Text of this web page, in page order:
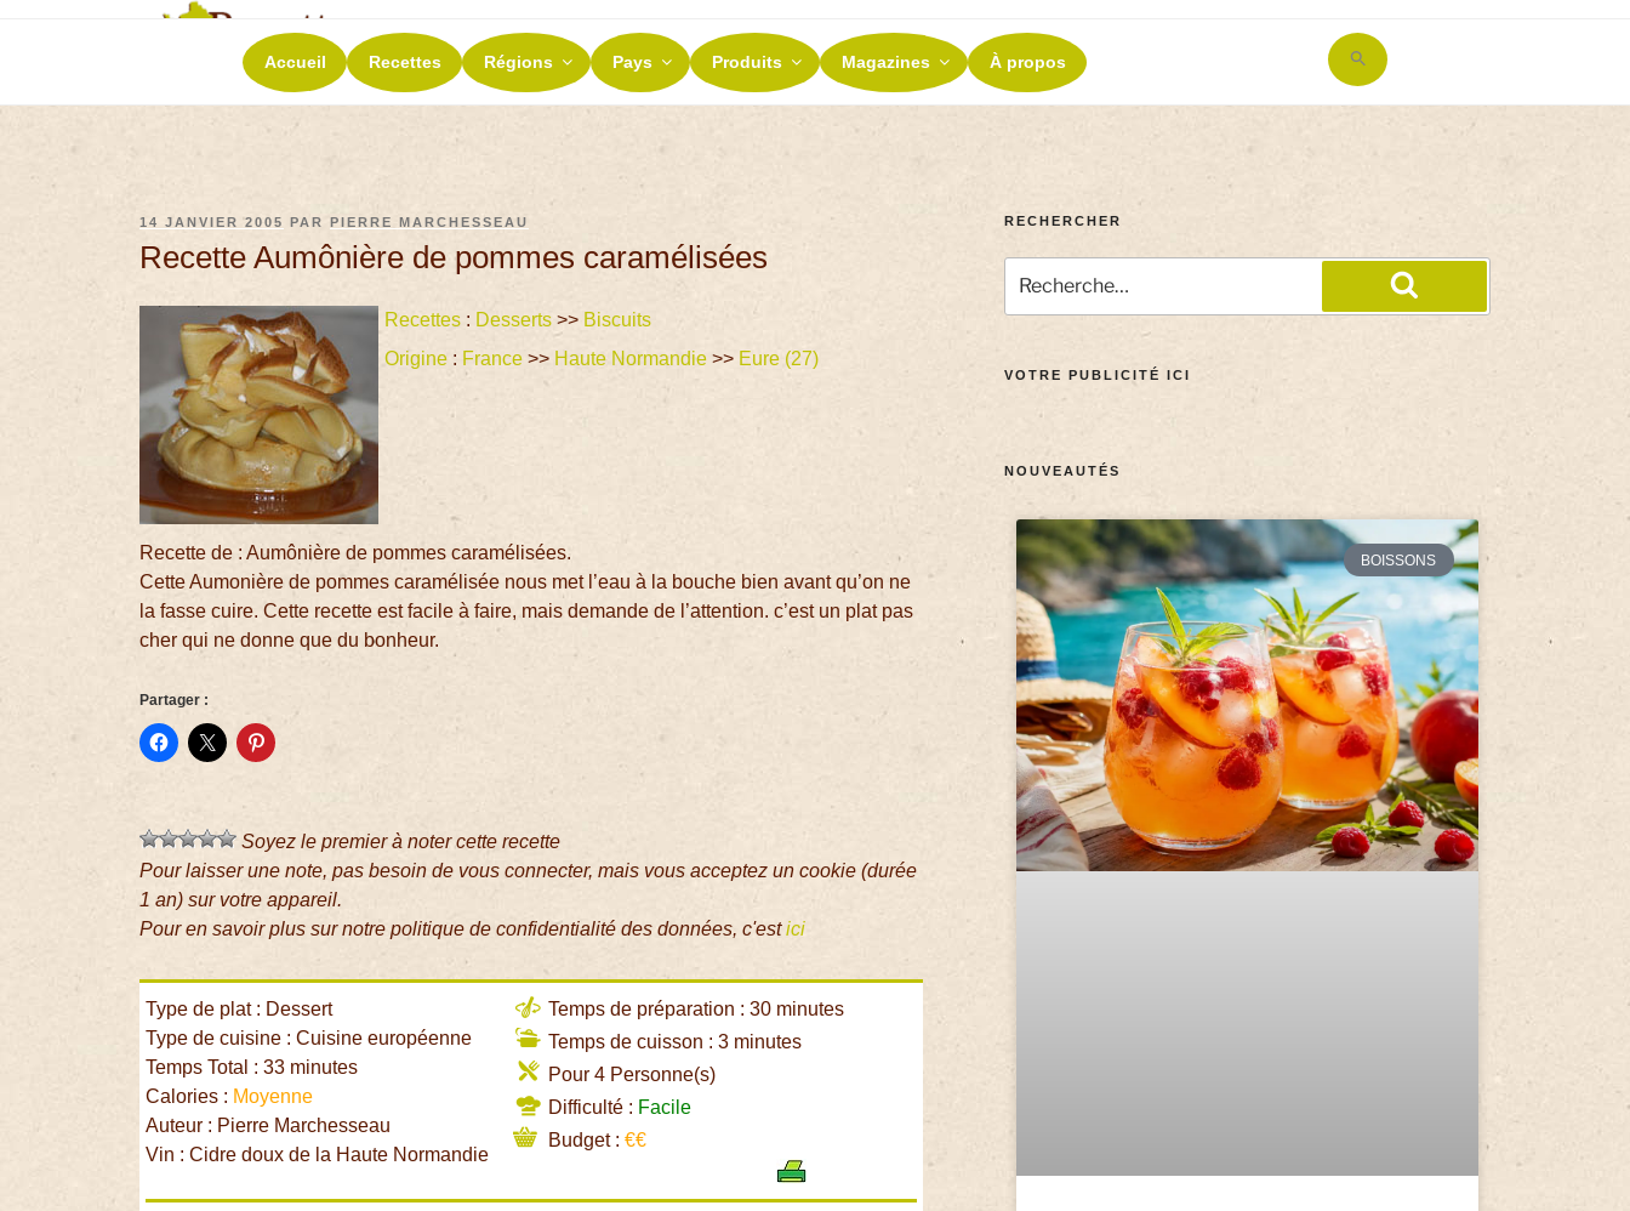
RECETTES ET TERROIRS
La richesse de nos terroirs
Accueil Recettes Régions Pays Produits Magazines À propos
Search
for:
14 JANVIER 2005 PARPIERRE MARCHESSEAU
Recette Aumônière de pommes caramélisées
Recettes : Desserts >> Biscuits
Origine : France >> Haute Normandie >> Eure (27)
Recette de : Aumônière de pommes caramélisées.
Cette Aumonière de pommes caramélisée nous met l’eau à la bouche bien avant qu’on ne
la fasse cuire. Cette recette est facile à faire, mais demande de l’attention. c’est un plat pas
cher qui ne donne que du bonheur.
Partager :
Soyez le premier à noter cette recette
Pour laisser une note, pas besoin de vous connecter, mais vous acceptez un cookie (durée
1 an) sur votre appareil.
Pour en savoir plus sur notre politique de confidentialité des données, c'estici
Type de plat : Dessert
Type de cuisine : Cuisine européenne
Temps Total : 33 minutes
Calories : Moyenne
Auteur : Pierre Marchesseau
Vin : Cidre doux de la Haute Normandie
Temps de préparation : 30 minutes
Temps de cuisson : 3 minutes
Pour 4 Personne(s)
Difficulté : Facile
Budget :€€
RECHERCHER
VOTRE PUBLICITÉ ICI
NOUVEAUTÉS
BOISSONS